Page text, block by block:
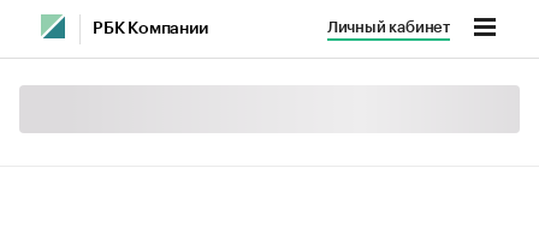
РБК Компании Личный кабинет